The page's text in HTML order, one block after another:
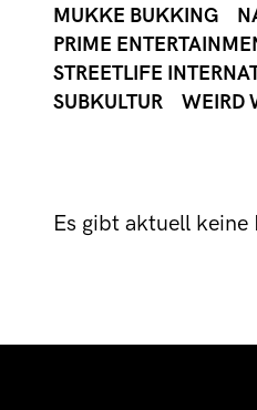
MUKKE BUKKING
PRIME
STREETLIFE
SUBKULTUR
WEIRD
Es gibt aktuell keine